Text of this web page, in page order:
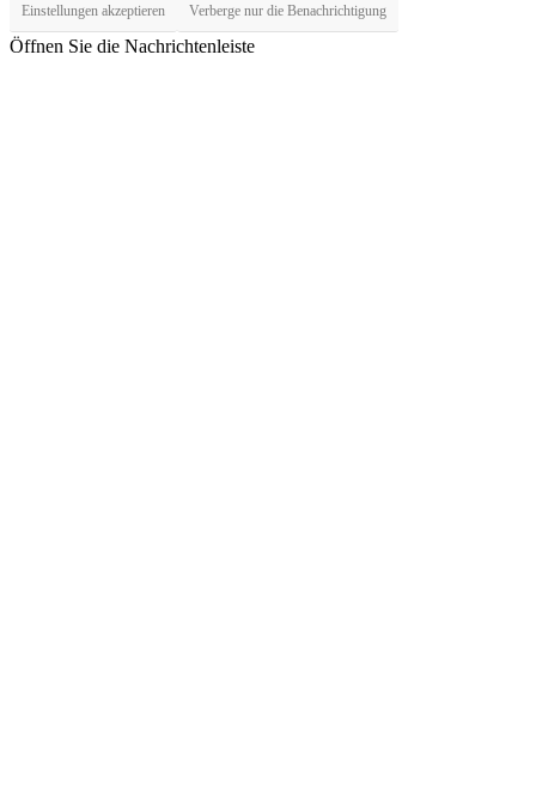
Einstellungen akzeptieren Verberge nur die Benachrichtigung
Öffnen Sie die Nachrichtenleiste